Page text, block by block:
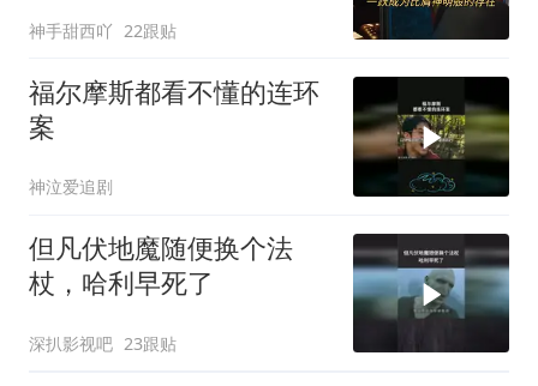
神手甜西吖 22跟贴
福尔摩斯都看不懂的连环
案
神泣爱追剧
但凡伏地魔随便换个法
杖，哈利早死了
深扒影视吧 23跟贴